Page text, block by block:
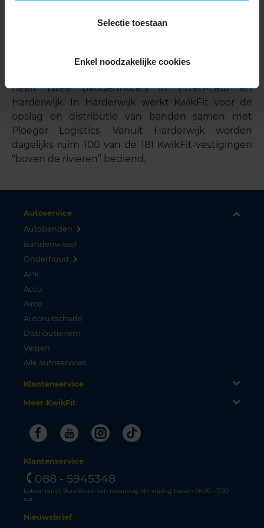
Selectie toestaan
Enkel noodzakelijke cookies
2,8 miljoen automobilisten in Nederland wisselen
wisselperiode vóór en na de winter verplaatst
heeft twee bandenhotels in Etten-Leur en
Harderwijk. In Harderwijk werkt KwikFit voor de
opslag en distributie van banden samen met
Ploeger Logistics. Vanuit Harderwijk worden
dagelijks ruim 100 van de 181 KwikFit-vestigingen
“boven de rivieren” bediend.
Autoservice
Autobanden
Bandenwissel
Onderhoud
APK
Accu
Airco
Autoruitschade
Distributieriem
Velgen
Alle autoservices
Klantenservice
Meer KwikFit
FacebookYoutubeInstagram
Tiktok
Klantenservice
088 - 5945348
Lokaal tarief. Bereikbaar van maandag t/m vrijdag tussen 08.00 - 17.30
uur.
Nieuwsbrief